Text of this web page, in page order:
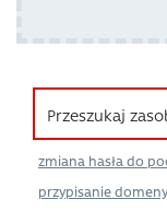
zmiana hasła do
przypisanie domeny